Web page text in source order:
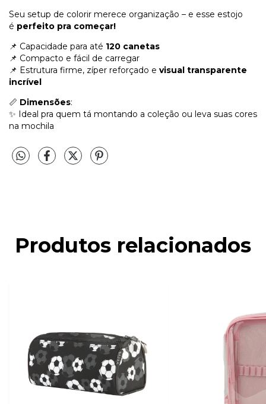
Seu setup de colorir merece organização – e esse estojo
é perfeito pra começar!
📌 Capacidade para até 120 canetas
📌 Compacto e fácil de carregar
📌 Estrutura firme, zíper reforçado e visual transparente
incrível
📏 Dimensões:
✨ Ideal pra quem tá montando a coleção ou leva suas cores
na mochila
Produtos relacionados